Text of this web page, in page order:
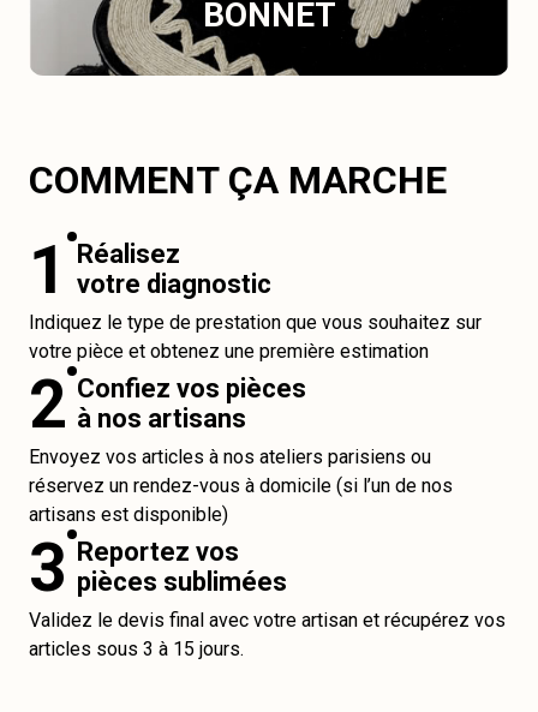
BONNET
COMMENT ÇA MARCHE
1
Réalisez
votre diagnostic
Indiquez le type de prestation que vous souhaitez sur
votre pièce et obtenez une première estimation
2 Confiez vos pièces
à nos artisans
Envoyez vos articles à nos ateliers parisiens ou
réservez un rendez-vous à domicile (si l’un de nos
artisans est disponible)
3 Reportez vos
pièces sublimées
Validez le devis final avec votre artisan et récupérez vos
articles sous 3 à 15 jours.